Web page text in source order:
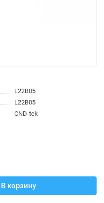
L22B05
L22B05
CND-tek
В корзину